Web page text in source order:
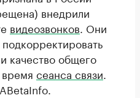
внедрили
видеозвонков . Они
качество общего
сеанса связи